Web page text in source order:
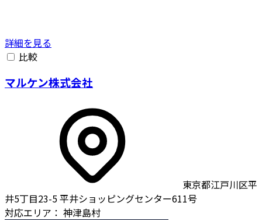
詳細を見る
比較
マルケン株式会社
東京都江戸川区平
井5丁目23-5 平井ショッピングセンター611号
対応エリア： 神津島村